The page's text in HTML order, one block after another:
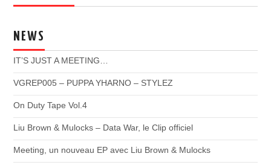
NEWS
IT’S JUST A MEETING…
VGREP005 – PUPPA YHARNO – STYLEZ
On Duty Tape Vol.4
Liu Brown & Mulocks – Data War, le Clip officiel
Meeting, un nouveau EP avec Liu Brown & Mulocks